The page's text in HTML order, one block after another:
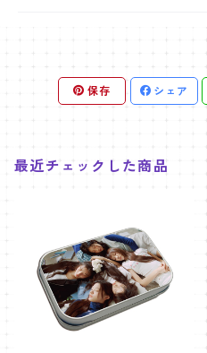
保存 シェア
最近チェックした商品